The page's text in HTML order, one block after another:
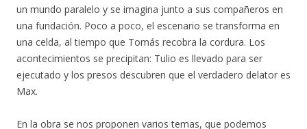
un mundo paralelo y se imagina junto a sus compañeros en
una fundación. Poco a poco, el escenario se transforma en
una celda, al tiempo que Tomás recobra la cordura. Los
acontecimientos se precipitan: Tulio es llevado para ser
ejecutado y los presos descubren que el verdadero delator es
Max.
En la obra se nos proponen varios temas, que podemos